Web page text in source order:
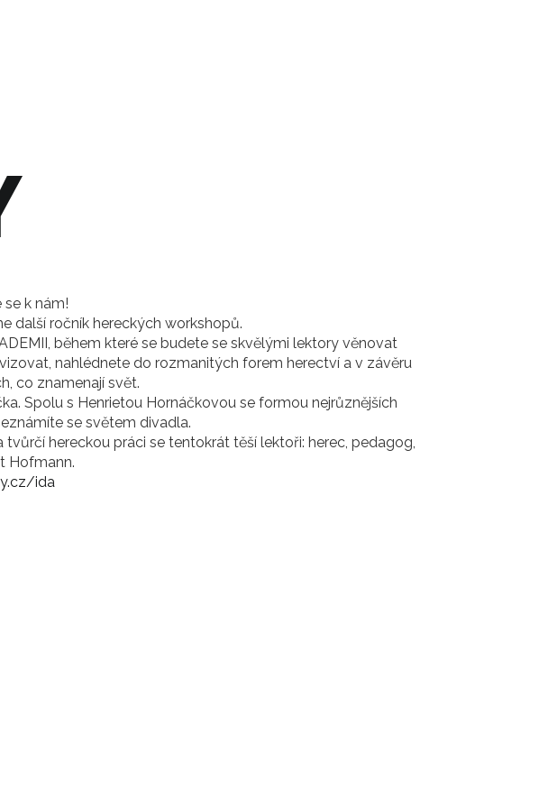
k nám!
další ročník hereckých workshopů.
během které se budete se skvělými lektory věnovat
nahlédnete do rozmanitých forem herectví a v závěru
co znamenají svět.
Spolu s Henrietou Hornáčkovou se formou nejrůznějších
se světem divadla.
hereckou práci se tentokrát těší lektoři: herec, pedagog,
Hofmann.
ida